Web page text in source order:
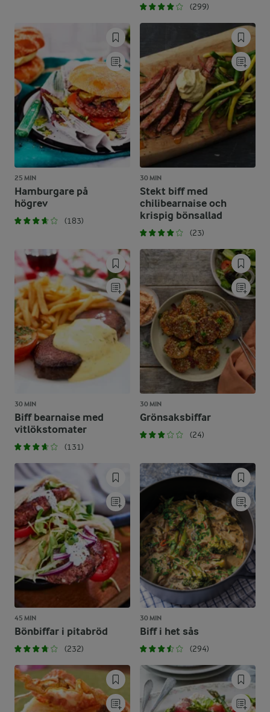
(299)
25 MIN
Hamburgare på
högrev
(183)
30 MIN
Stekt biff med
chilibearnaise och
krispig bönsallad
(23)
30 MIN
Biff bearnaise med
vitlökstomater
(131)
30 MIN
Grönsaksbiffar
(24)
45 MIN
Bönbiffar i pitabröd
(232)
30 MIN
Biff i het sås
(294)